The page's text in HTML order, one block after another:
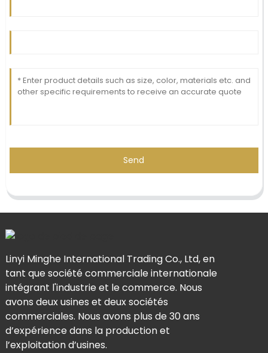
Send
Linyi Minghe International Trading Co., Ltd, en
tant que société commerciale internationale
intégrant l'industrie et le commerce. Nous
avons deux usines et deux sociétés
commerciales. Nous avons plus de 30 ans
d’expérience dans la production et
l’exploitation d’usines.